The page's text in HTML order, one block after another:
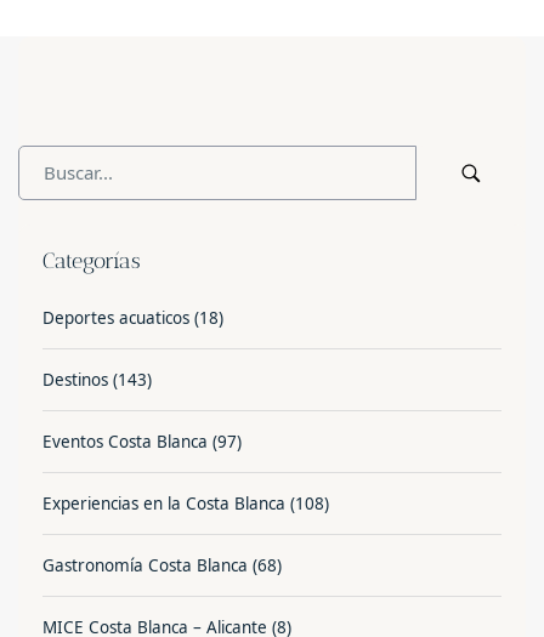
Categorías
Deportes acuaticos (18)
Destinos (143)
Eventos Costa Blanca (97)
Experiencias en la Costa Blanca (108)
Gastronomía Costa Blanca (68)
MICE Costa Blanca – Alicante (8)